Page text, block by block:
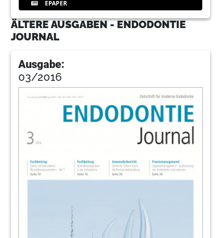
EPAPER
ÄLTERE AUSGABEN - ENDODONTIE
JOURNAL
Ausgabe:
03/2016